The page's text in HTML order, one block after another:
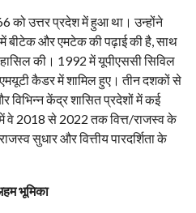
को उत्तर प्रदेश में हुआ था। उन्होंने
और एमटेक की पढ़ाई की है, साथ
हासिल की। 1992 में यूपीएससी सिविल
कैडर में शामिल हुए। तीन दशकों से
केंद्र शासित प्रदेशों में कई
वे 2018 से 2022 तक वित्त/राजस्व के
सुधार और वित्तीय पारदर्शिता के
भूमिका